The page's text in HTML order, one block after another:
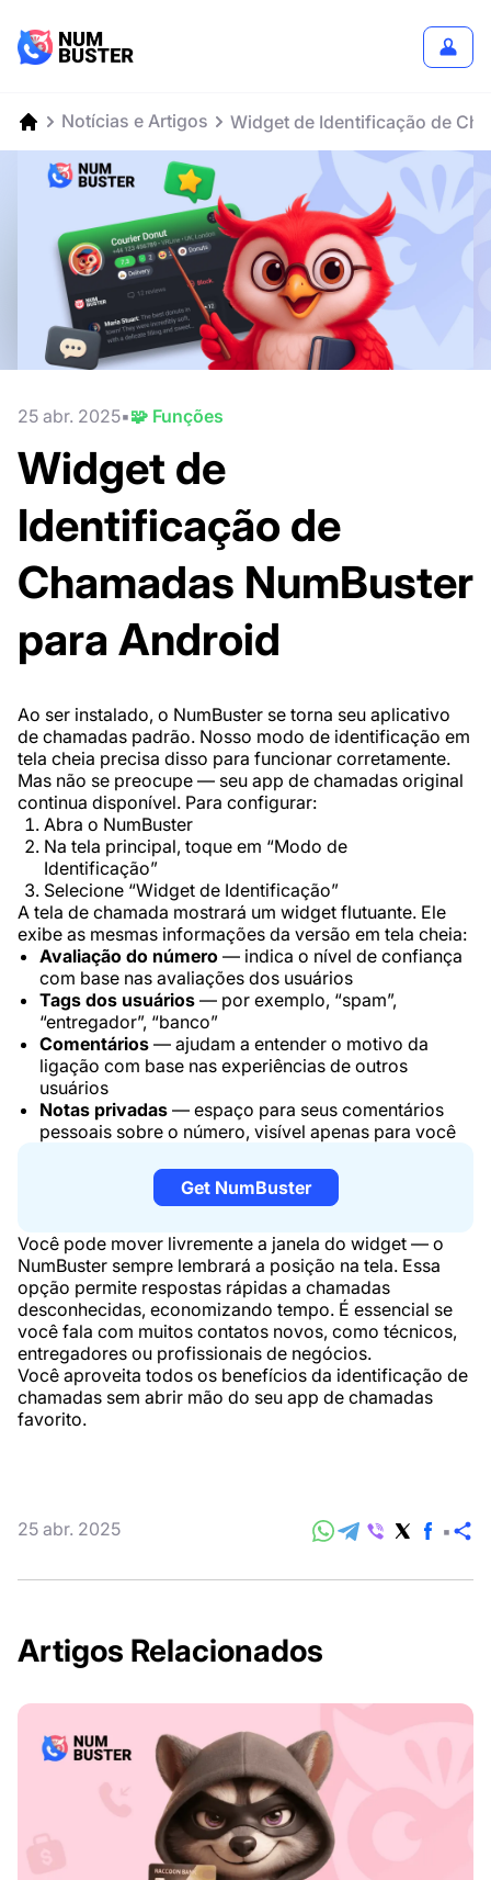
Notícias e Artigos Widget de Identificação de
25 abr. 2025 🧩 Funções
Widget de
Identificação de
Chamadas NumBuster
para Android
Ao ser instalado, o NumBuster se torna seu aplicativo
de chamadas padrão. Nosso modo de identificação em
tela cheia precisa disso para funcionar corretamente.
Mas não se preocupe — seu app de chamadas original
continua disponível. Para configurar:
Abra o NumBuster
Na tela principal, toque em “Modo de
Identificação”
Selecione “Widget de Identificação”
A tela de chamada mostrará um widget flutuante. Ele
exibe as mesmas informações da versão em tela cheia:
Avaliação do número — indica o nível de confiança
com base nas avaliações dos usuários
Tags dos usuários — por exemplo, “spam”,
“entregador”, “banco”
Comentários — ajudam a entender o motivo da
ligação com base nas experiências de outros
usuários
Notas privadas — espaço para seus comentários
pessoais sobre o número, visível apenas para você
Get NumBuster
Você pode mover livremente a janela do widget — o
NumBuster sempre lembrará a posição na tela. Essa
opção permite respostas rápidas a chamadas
desconhecidas, economizando tempo. É essencial se
você fala com muitos contatos novos, como técnicos,
entregadores ou profissionais de negócios.
Você aproveita todos os benefícios da identificação de
chamadas sem abrir mão do seu app de chamadas
favorito.
25 abr. 2025
Artigos Relacionados